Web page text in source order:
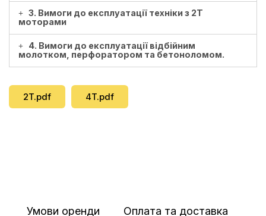
3. Вимоги до експлуатації техніки з 2Т
моторами
4. Вимоги до експлуатації відбійним
молотком, перфоратором та бетоноломом.
2T.pdf 4T.pdf
Умови оренди​ Оплата та доставка​